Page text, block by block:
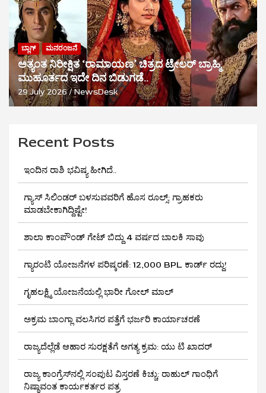
ಬ್ಲಾಗ್ ಮನರಂಜನೆ
ಅತ್ಯಂತ ನಿರೀಕ್ಷಿತ ‘ರಾಮಾಯಣ’ ಚಿತ್ರದ ಟ್ರೇಲರ್ ಬ್ರಾಹ್ಮಿ
ಮುಹೂರ್ತದ ಇದೇ ದಿನ ಬಿಡುಗಡೆ..
29 July 2026 NewsDesk
Recent Posts
ಇಂದಿನ ರಾಶಿ ಭವಿಷ್ಯ ಹೀಗಿದೆ..
ಗ್ಯಾಸ್ ಸಿಲಿಂಡರ್ ಬಳಸುವವರಿಗೆ ಹೊಸ ರೂಲ್ಸ್‌: ಗ್ರಾಹಕರು
ಮಾಡಬೇಕಾಗಿದ್ದಿಷ್ಟೇ!
ಶಾಲಾ ಕಾಂಪೌಂಡ್ ಗೇಟ್ ಬಿದ್ದು 4 ವರ್ಷದ ಬಾಲಕಿ ಸಾವು
ಗ್ಯಾರಂಟಿ ಯೋಜನೆಗಳ ಪರಿಷ್ಕರಣೆ: 12,000 BPL ಕಾರ್ಡ್ ರದ್ದು!
ಗೃಹಲಕ್ಷ್ಮಿ ಯೋಜನೆಯಲ್ಲಿ ಭಾರೀ ಗೋಲ್ ಮಾಲ್
ಅಕ್ರಮ ಬಾಂಗ್ಲಾ ವಲಸಿಗರ ಪತ್ತೆಗೆ ಭರ್ಜರಿ ಕಾರ್ಯಾಚರಣೆ
ರಾಜ್ಯದೆಲ್ಲೆಡೆ ಆಹಾರ ಸುರಕ್ಷತೆಗೆ ಅಗತ್ಯ ಕ್ರಮ: ಯು ಟಿ ಖಾದರ್
ರಾಜ್ಯ ಕಾಂಗ್ರೆಸ್‌ನಲ್ಲಿ ಸಂಪುಟ ವಿಸ್ತರಣೆ ಕಿಚ್ಚು: ರಾಹುಲ್ ಗಾಂಧಿಗೆ
ನಿಷ್ಠಾವಂತ ಕಾರ್ಯಕರ್ತರ ಪತ್ರ